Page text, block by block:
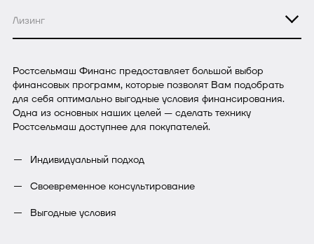
Лизинг
Ростсельмаш Финанс предоставляет большой выбор
финансовых программ, которые позволят Вам подобрать
для себя оптимально выгодные условия финансирования.
Одна из основных наших целей — сделать технику
Ростсельмаш доступнее для покупателей.
Индивидуальный подход
Своевременное консультирование
Выгодные условия